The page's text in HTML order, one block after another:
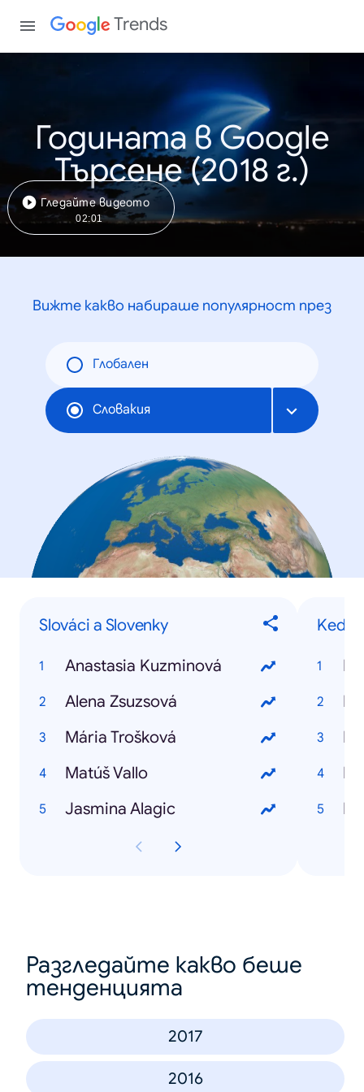
Trends
Годината в Google
Търсене (2018 г.)
Гледайте видеото
02:01
Вижте какво набираше популярност през
Глобален
Словакия
Slováci a Slovenky
Anastasia Kuzminová
Alena Zsuzsová
Mária Trošková
Matúš Vallo
Jasmina Alagic
Kedy?
Разгледайте какво беше
тенденцията
2017
2016